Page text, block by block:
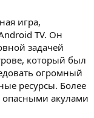
игра,
TV. Он
задачей
который был
огромный
ресурсы. Более
опасными акулами